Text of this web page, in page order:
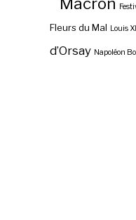
Fleurs du Mal Louis
d’Orsay Napoléon